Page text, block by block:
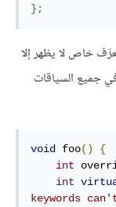
};
خاص لا يظهر إلا
جميع السياقات
void foo()
{
int
int
keywords